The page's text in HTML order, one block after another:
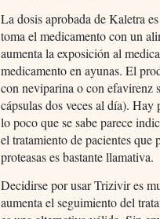
La dosis aprobada de Kaletra
toma el medicamento con un
aumenta la exposición al
medicamento en ayunas. El
con neviparina o con efavirenz
cápsulas dos veces al día).
lo poco que se sabe parece
el tratamiento de pacientes que
proteasas es bastante llamativa.
Decidirse por usar Trizivir es
aumenta el seguimiento del